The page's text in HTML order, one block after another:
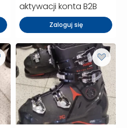
aktywacji konta B2B
Zaloguj się